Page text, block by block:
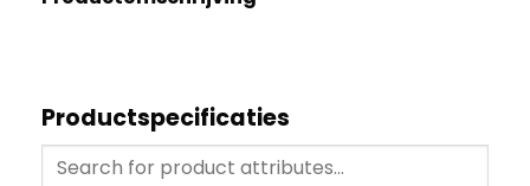
Productspecificaties